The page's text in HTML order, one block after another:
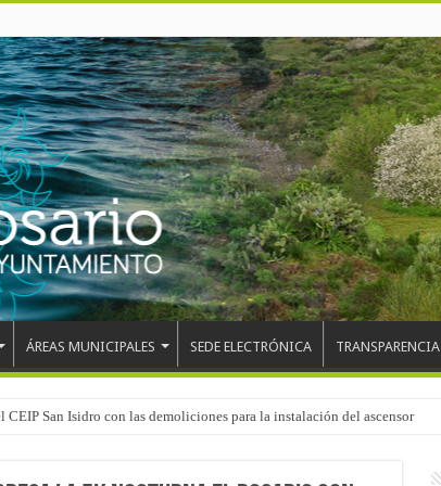
ÁREAS MUNICIPALES SEDE ELECTRÓNICA TRANSPARENCIA
Maikel Melero, en el Freestyle Zombies de La Esperanza